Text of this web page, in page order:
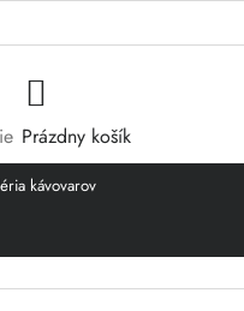
NÁKUPNÝ
KOŠÍK
Prázdny košík
kávovarov